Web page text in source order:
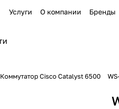
Услуги О компании Бренды
Коммутатор Cisco Catalyst 6500